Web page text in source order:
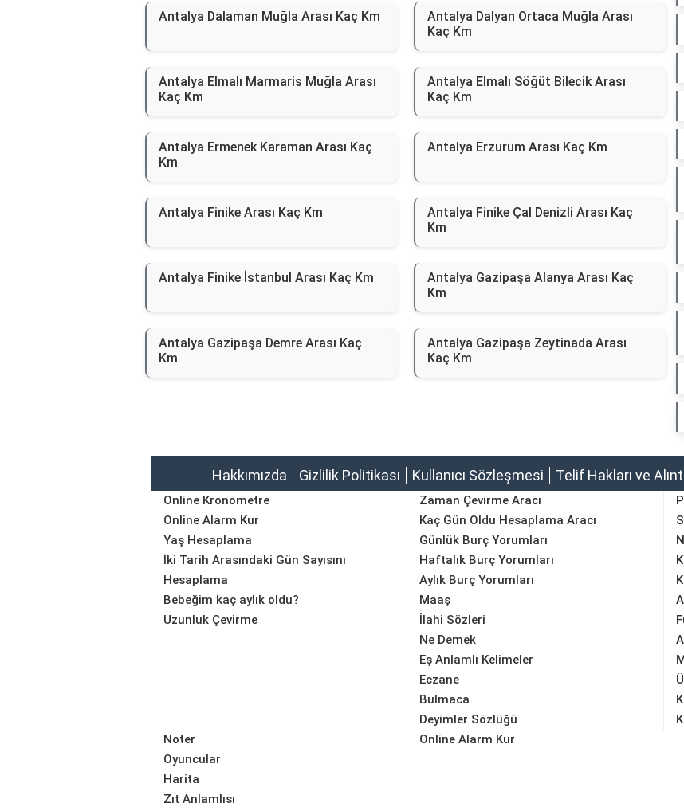
Antalya Dalaman Muğla Arası Kaç Km
Antalya Dalyan Ortaca Muğla Arası
Kaç Km
Antalya Elmalı Marmaris Muğla Arası
Kaç Km
Antalya Elmalı Söğüt Bilecik Arası
Kaç Km
Antalya Ermenek Karaman Arası Kaç
Km
Antalya Erzurum Arası Kaç Km
Antalya Finike Arası Kaç Km
Antalya Finike Çal Denizli Arası Kaç
Km
Antalya Finike İstanbul Arası Kaç Km
Antalya Gazipaşa Alanya Arası Kaç
Km
Antalya Gazipaşa Demre Arası Kaç
Km
Antalya Gazipaşa Zeytinada Arası
Kaç Km
Hakkımızda Gizlilik Politikası Kullanıcı Sözleşmesi Telif Hakları ve
Online Kronometre
Online Alarm Kur
Yaş Hesaplama
İki Tarih Arasındaki Gün Sayısını
Hesaplama
Bebeğim kaç aylık oldu?
Uzunluk Çevirme
Zaman Çevirme Aracı
Kaç Gün Oldu Hesaplama Aracı
Günlük Burç Yorumları
Haftalık Burç Yorumları
Aylık Burç Yorumları
Maaş
İlahi Sözleri
Ne Demek
Eş Anlamlı Kelimeler
Eczane
Bulmaca
Deyimler Sözlüğü
Noter
Oyuncular
Harita
Zıt Anlamlısı
Online Alarm Kur